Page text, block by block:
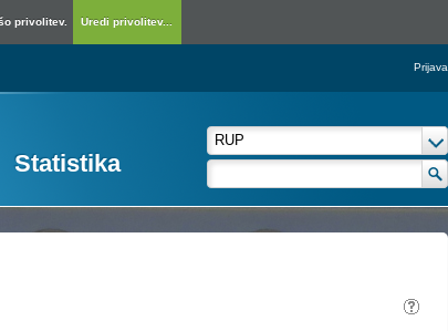
privolitev. Uredi privolitev...
Prijava
Statistika